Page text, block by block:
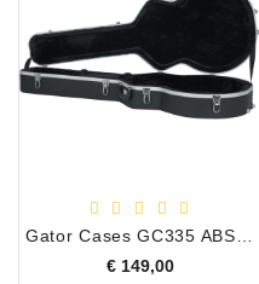
€ 149,00Prijs